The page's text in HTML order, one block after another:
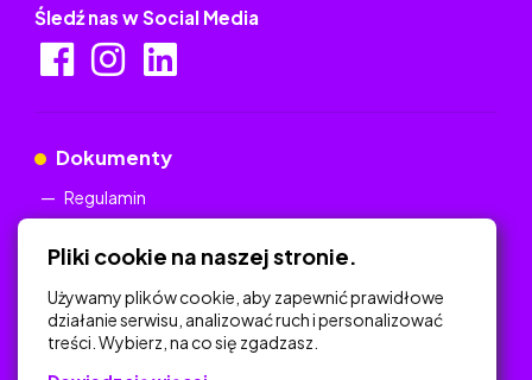
Śledź nas w Social Media
Dokumenty
Regulamin
Na skróty
Pliki cookie na naszej stronie.
Używamy plików cookie, aby zapewnić prawidłowe
działanie serwisu, analizować ruch i personalizować
treści. Wybierz, na co się zgadzasz.